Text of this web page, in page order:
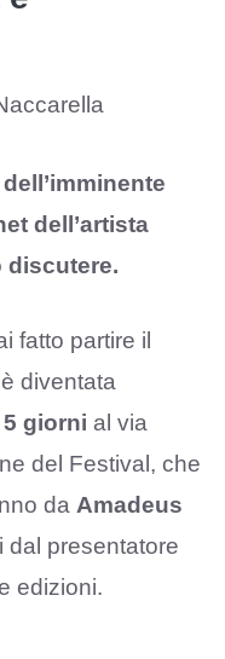
dell’artista
discutere.
fatto partire il
diventata
giorni al via
del Festival, che
da Amadeus
dal presentatore
edizioni.